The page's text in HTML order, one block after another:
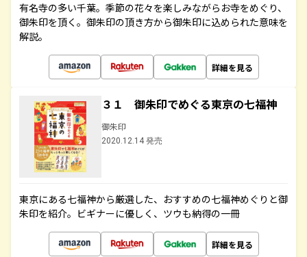
有名寺の多い千葉。季節の花々を楽しみながらお寺をめぐり、
御朱印を頂く。御朱印の頂き方から御朱印に込められた意味を
解説。
詳細を見る
３１ 御朱印でめぐる東京の七福神
御朱印
2020.12.14 発売
東京にある七福神から厳選した、おすすめの七福神めぐりと御
朱印を紹介。ビギナーに優しく、ツウも納得の一冊
詳細を見る